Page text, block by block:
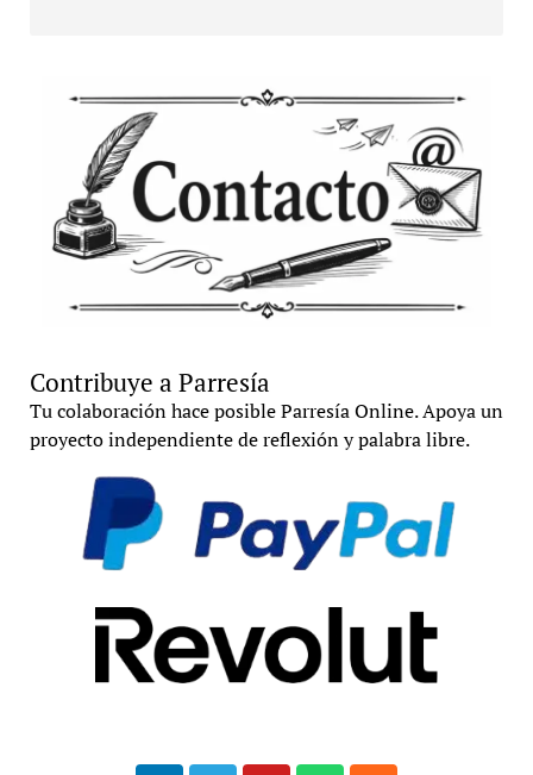
Contribuye a Parresía
Tu colaboración hace posible Parresía Online. Apoya un
proyecto independiente de reflexión y palabra libre.